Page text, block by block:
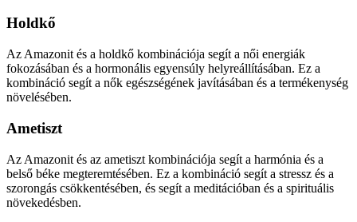
Holdkő
Az Amazonit és a holdkő kombinációja segít a női energiák
fokozásában és a hormonális egyensúly helyreállításában. Ez a
kombináció segít a nők egészségének javításában és a termékenység
növelésében.
Ametiszt
Az Amazonit és az ametiszt kombinációja segít a harmónia és a
belső béke megteremtésében. Ez a kombináció segít a stressz és a
szorongás csökkentésében, és segít a meditációban és a spirituális
növekedésben.